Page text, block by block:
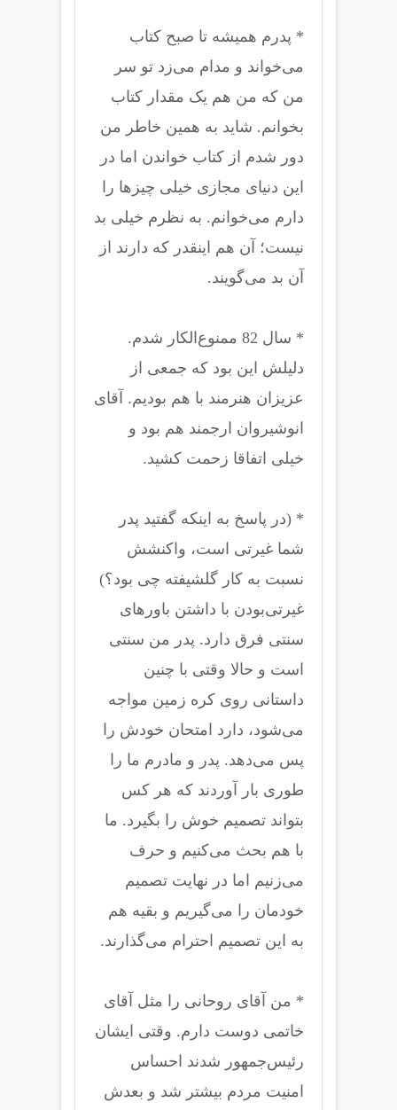
* پدرم همیشه تا صبح کتاب
می‌خواند و مدام می‌زد تو سر
من که من هم یک مقدار کتاب
بخوانم. شاید به همین خاطر من
دور شدم از کتاب خواندن اما در
این دنیای مجازی خیلی چیزها را
دارم می‌خوانم. به نظرم خیلی بد
نیست؛ آن هم اینقدر که دارند از
آن بد می‌گویند.
* سال 82 ممنوع‌الکار شدم.
دلیلش این بود که جمعی از
عزیزان هنرمند با هم بودیم. آقای
انوشیروان ارجمند هم بود و
خیلی اتفاقا زحمت کشید.
* (در پاسخ به اینکه گفتید پدر
شما غیرتی است، واکنشش
نسبت به کار گلشیفته چی بود؟)
غیرتی‌بودن با داشتن باورهای
سنتی فرق دارد. پدر من سنتی
است و حالا وقتی با چنین
داستانی روی کره زمین مواجه
می‌شود، دارد امتحان خودش را
پس می‌دهد. پدر و مادرم ما را
طوری بار آوردند که هر کس
بتواند تصمیم خوش را بگیرد. ما
با هم بحث می‌کنیم و حرف
می‌زنیم اما در نهایت تصمیم
خودمان را می‌گیریم و بقیه هم
به این تصمیم احترام می‌گذارند.
* من آقای روحانی را مثل آقای
خاتمی دوست دارم. وقتی ایشان
رئیس‌جمهور شدند احساس
امنیت مردم بیشتر شد و بعدش